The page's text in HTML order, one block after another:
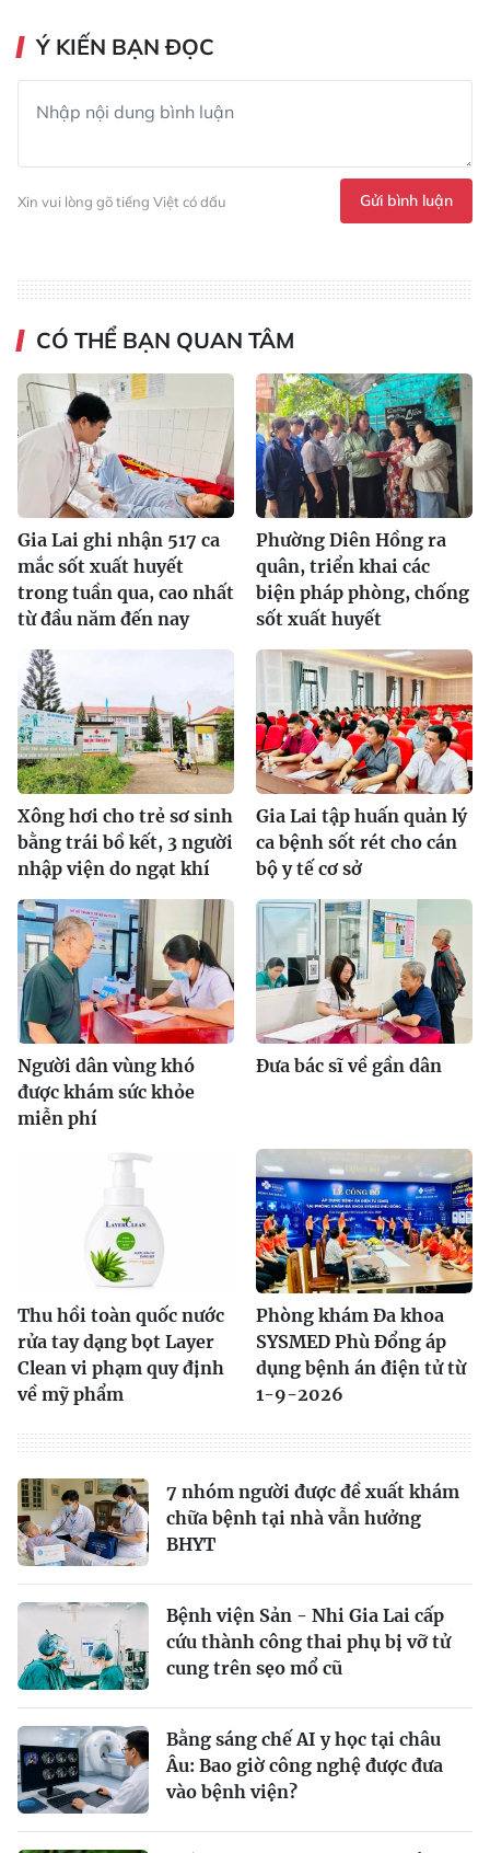
Ý KIẾN BẠN ĐỌC
Xin vui lòng gõ tiếng Việt có dấu Gửi bình luận
CÓ THỂ BẠN QUAN TÂM
Gia Lai ghi nhận 517 ca
mắc sốt xuất huyết
trong tuần qua, cao nhất
từ đầu năm đến nay
Phường Diên Hồng ra
quân, triển khai các
biện pháp phòng, chống
sốt xuất huyết
Xông hơi cho trẻ sơ sinh
bằng trái bồ kết, 3 người
nhập viện do ngạt khí
Gia Lai tập huấn quản lý
ca bệnh sốt rét cho cán
bộ y tế cơ sở
Người dân vùng khó
được khám sức khỏe
miễn phí
Đưa bác sĩ về gần dân
Thu hồi toàn quốc nước
rửa tay dạng bọt Layer
Clean vi phạm quy định
về mỹ phẩm
Phòng khám Đa khoa
SYSMED Phù Đổng áp
dụng bệnh án điện tử từ
1-9-2026
7 nhóm người được đề xuất khám
chữa bệnh tại nhà vẫn hưởng
BHYT
Bệnh viện Sản - Nhi Gia Lai cấp
cứu thành công thai phụ bị vỡ tử
cung trên sẹo mổ cũ
Bằng sáng chế AI y học tại châu
Âu: Bao giờ công nghệ được đưa
vào bệnh viện?